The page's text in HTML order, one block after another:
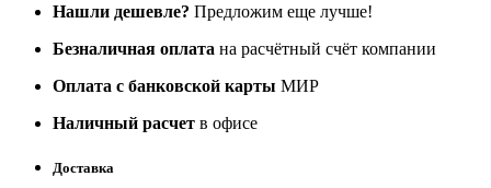
Нашли дешевле? Предложим еще лучше!
Безналичная оплата на расчётный счёт компании
Оплата с банковской карты МИР
Наличный расчет в офисе
Доставка